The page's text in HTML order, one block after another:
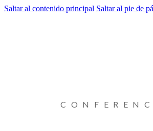
Saltar al contenido principal Saltar al pie de